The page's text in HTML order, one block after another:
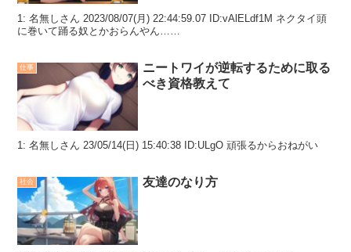
1: 名無しさん 2023/08/07(月) 22:44:59.07 ID:vAlELdf1M ネクタイ頭
に巻いて踊る奴とかおらんやん……
仕事
ニートワイが逆転するために取る
べき資格教えて
1: 名無しさん 23/05/14(日) 15:40:38 ID:ULgO 頑張るからおねがい
社会 友達のなり方